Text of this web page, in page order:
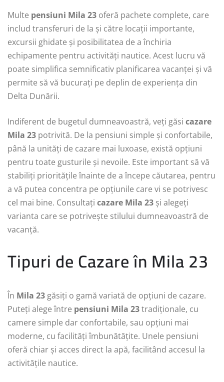
Multe pensiuni Mila 23 oferă pachete complete, care
includ transferuri de la și către locații importante,
excursii ghidate și posibilitatea de a închiria
echipamente pentru activități nautice. Acest lucru vă
poate simplifica semnificativ planificarea vacanței și vă
permite să vă bucurați pe deplin de experiența din
Delta Dunării.
Indiferent de bugetul dumneavoastră, veți găsi cazare
Mila 23 potrivită. De la pensiuni simple și confortabile,
până la unități de cazare mai luxoase, există opțiuni
pentru toate gusturile și nevoile. Este important să vă
stabiliți prioritățile înainte de a începe căutarea, pentru
a vă putea concentra pe opțiunile care vi se potrivesc
cel mai bine. Consultați cazare Mila 23 și alegeți
varianta care se potrivește stilului dumneavoastră de
vacanță.
Tipuri de Cazare în Mila 23
În Mila 23 găsiți o gamă variată de opțiuni de cazare.
Puteți alege între pensiuni Mila 23tradiționale, cu
camere simple dar confortabile, sau opțiuni mai
moderne, cu facilități îmbunătățite. Unele pensiuni
oferă chiar și acces direct la apă, facilitând accesul la
activitățile nautice.